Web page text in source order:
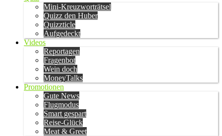
Mini-Kreuzworträtsel
Quizz den Huber
Quizzticle
Aufgedeckt
Videos
Reportagen
Fragenbot
Wein doch
MoneyTalks
Promotionen
Gute News
Flugmodus
Smart gespart
Reise-Glück
Meat & Greet